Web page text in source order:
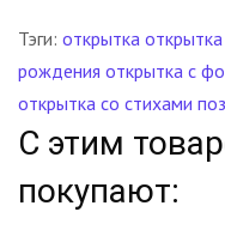
Тэги: открытка
рождения открытка с
открытка со стихами
С этим
покупают: